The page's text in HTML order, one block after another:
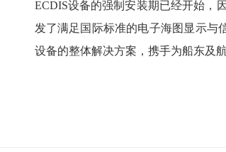
ECDIS设备的强制安装期已经开始，
发了满足国际标准的电子海图显示与
设备的整体解决方案，携手为船东及